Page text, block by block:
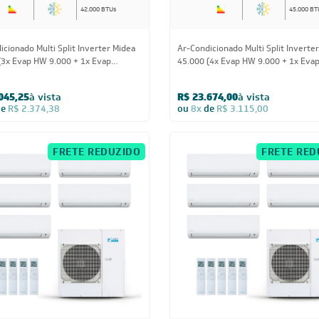
42.000 BTUs
Multi Split Inverter Midea
Evap HW 9.000 + 1x Evap
à vista
R$ 2.374,38
45.000
Ar-Condicionado Multi Split
45.000 (4x Evap HW 9.000 + 1x
R$ 23.674,00à vista
ou 8xde R$ 3.115,00
FRETE REDUZIDO FRETE